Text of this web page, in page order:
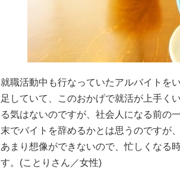
就職活動中も行なっていたアルバイトを
足していて、このおかげで就活が上手く
る気はないのですが、社会人になる前の
末でバイトを辞めるかとは思うのですが
あまり想像ができないので、忙しくなる
す。(ことりさん／女性)